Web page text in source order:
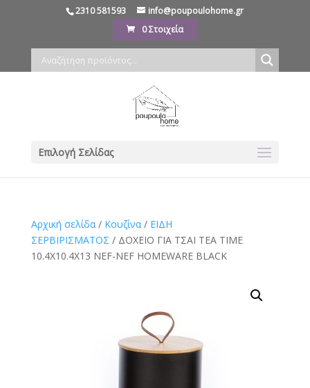
2310 581593
info@poupoulohome.gr
0 Στοιχεία
Επιλογή Σελίδας
Αρχική σελίδα/ Κουζίνα/ ΕΙΔΗ
ΣΕΡΒΙΡΙΣΜΑΤΟΣ / ΔΟΧΕΙΟ ΓΙΑ ΤΣΑΙ TEA TIME
10.4X10.4X13 NEF-NEF HOMEWARE BLACK